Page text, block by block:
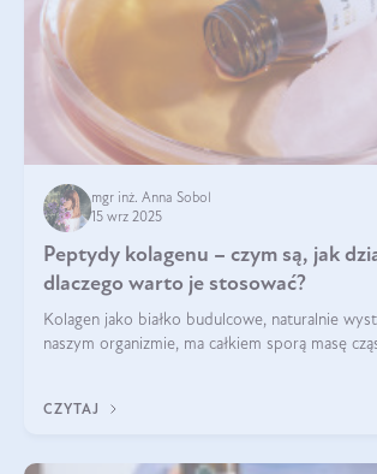
mgr inż. Anna Sobol
15 wrz 2025
Peptydy kolagenu – czym są, jak
dlaczego warto je stosować?
Kolagen jako białko budulcowe, naturalnie
naszym organizmie, ma całkiem sporą masę
bardziej biodostępny
CZYTAJ